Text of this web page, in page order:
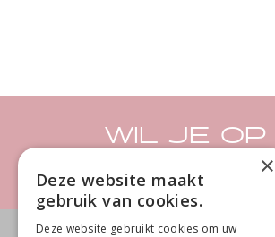
WIL JE
Meld je dan aan voor×
Deze website maakt
gebruik van cookies.
Deze website gebruikt cookies om uw